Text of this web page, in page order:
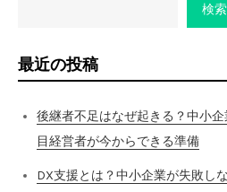
検索
最近の投稿
後継者不足はなぜ起きる？中小
目経営者が今からできる準備
DX支援とは？中小企業が失敗し